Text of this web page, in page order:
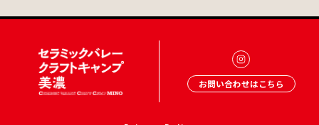
お問い合わせはこちら